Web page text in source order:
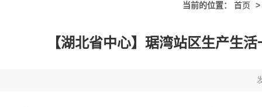
当前的位置： 首页 >
【湖北省中心】琚湾站区生产生